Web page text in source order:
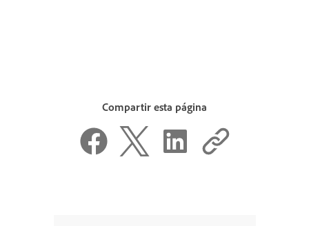
Compartir esta página